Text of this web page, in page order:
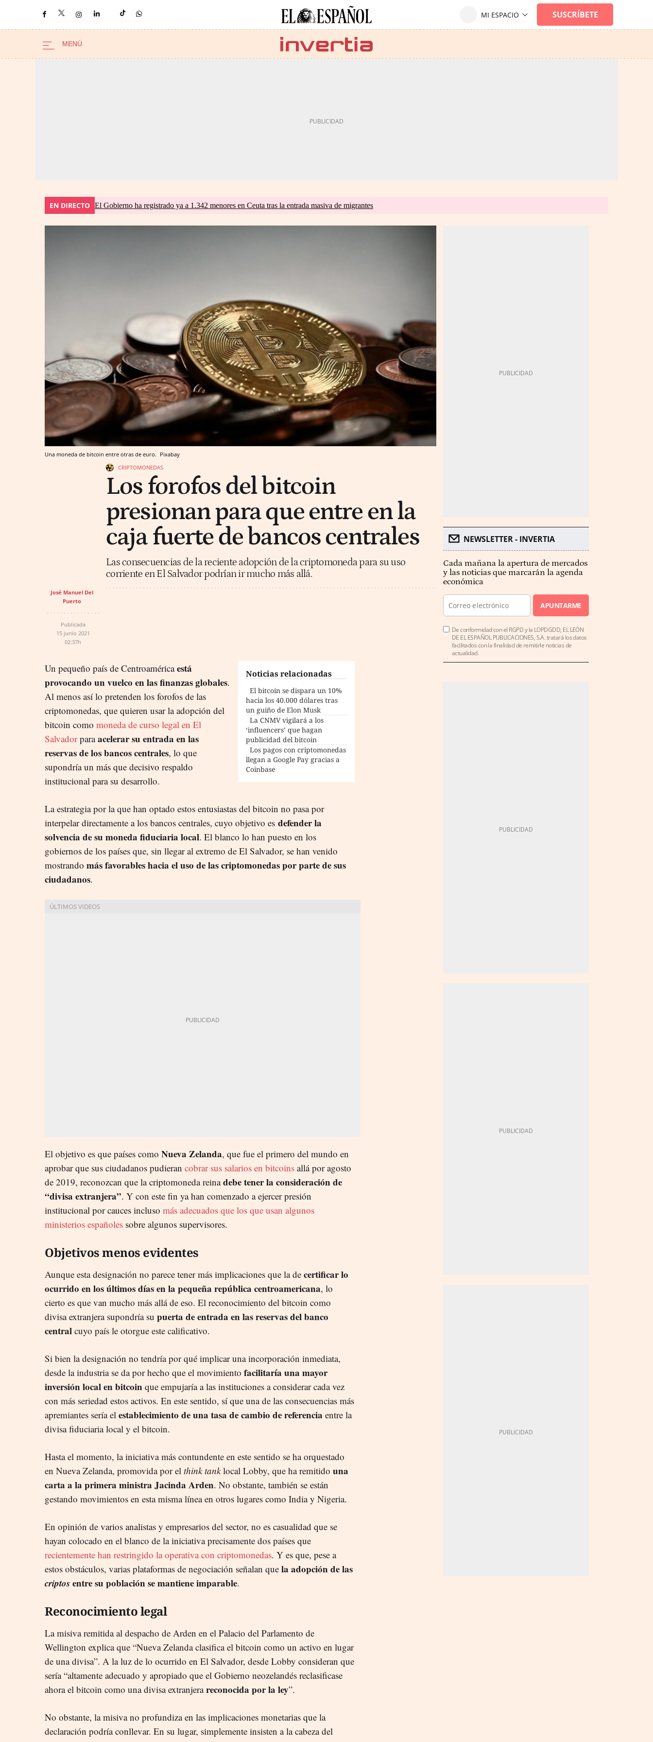
EN DIRECTO El Gobierno ha registrado ya a 1.342 menores en Ceuta tras la entrada masiva de migrantes
Una moneda de bitcoin entre otras de euro. Pixabay
CRIPTOMONEDAS
Los forofos del bitcoin
presionan para que entre en la
caja fuerte de bancos centrales
Las consecuencias de la reciente adopción de la criptomoneda para su uso
corriente en El Salvador podrían ir mucho más allá.
José Manuel Del
Puerto
Publicada
15 junio 2021
02:37h
Noticias relacionadas
El bitcoin se dispara un 10%
hacia los 40.000 dólares tras
un guiño de Elon Musk
La CNMV vigilará a los
‘influencers’ que hagan
publicidad del bitcoin
Los pagos con criptomonedas
llegan a Google Pay gracias a
Coinbase
Un pequeño país de Centroaméricaestá
provocando un vuelco en las finanzas globales.
Al menos así lo pretenden los forofos de las
criptomonedas, que quieren usar la adopción del
bitcoin como moneda de curso legal en El
Salvadorparaacelerar su entrada en las
reservas de los bancos centrales, lo que
supondría un más que decisivo respaldo
institucional para su desarrollo.
La estrategia por la que han optado estos entusiastas del bitcoin no pasa por
interpelar directamente a los bancos centrales, cuyo objetivo es defender la
solvencia de su moneda fiduciaria local. El blanco lo han puesto en los
gobiernos de los países que, sin llegar al extremo de El Salvador, se han venido
mostrando más favorables hacia el uso de las criptomonedas por parte de sus
ciudadanos.
El objetivo es que países como Nueva Zelanda, que fue el primero del mundo en
aprobar que sus ciudadanos pudieran cobrar sus salarios en bitcoins allá por agosto
de 2019, reconozcan que la criptomoneda reinadebe tener la consideración de
“divisa extranjera”. Y con este fin ya han comenzado a ejercer presión
institucional por cauces incluso más adecuados que los que usan algunos
ministerios españoles sobre algunos supervisores.
Objetivos menos evidentes
Aunque esta designación no parece tener más implicaciones que la de certificar lo
ocurrido en los últimos días en la pequeña república centroamericana, lo
cierto es que van mucho más allá de eso. El reconocimiento del bitcoin como
divisa extranjera supondría su puerta de entrada en las reservas del banco
central cuyo país le otorgue este calificativo.
Si bien la designación no tendría por qué implicar una incorporación inmediata,
desde la industria se da por hecho que el movimiento facilitaría una mayor
inversión local en bitcoin que empujaría a las instituciones a considerar cada vez
con más seriedad estos activos. En este sentido, sí que una de las consecuencias más
apremiantes sería el establecimiento de una tasa de cambio de referencia entre la
divisa fiduciaria local y el bitcoin.
Hasta el momento, la iniciativa más contundente en este sentido se ha orquestado
en Nueva Zelanda, promovida por el think tanklocal Lobby, que ha remitido una
carta a la primera ministra Jacinda Arden. No obstante, también se están
gestando movimientos en esta misma línea en otros lugares como India y Nigeria.
En opinión de varios analistas y empresarios del sector, no es casualidad que se
hayan colocado en el blanco de la iniciativa precisamente dos países que
recientemente han restringido la operativa con criptomonedas. Y es que, pese a
estos obstáculos, varias plataformas de negociación señalan que la adopción de las
criptosentre su población se mantiene imparable.
Reconocimiento legal
La misiva remitida al despacho de Arden en el Palacio del Parlamento de
Wellington explica que “Nueva Zelanda clasifica el bitcoin como un activo en lugar
de una divisa”. A la luz de lo ocurrido en El Salvador, desde Lobby consideran que
sería “altamente adecuado y apropiado que el Gobierno neozelandés reclasificase
ahora el bitcoin como una divisa extranjerareconocida por la ley”.
No obstante, la misiva no profundiza en las implicaciones monetarias que la
declaración podría conllevar. En su lugar, simplemente insisten a la cabeza del
NEWSLETTER - INVERTIA
Cada mañana la apertura de mercados
y las noticias que marcarán la agenda
económica
APUNTARME
De conformidad con el RGPD y la LOPDGDD, EL LEÓN
DE EL ESPAÑOL PUBLICACIONES, S.A. tratará los datos
facilitados con la finalidad de remitirle noticias de
actualidad.